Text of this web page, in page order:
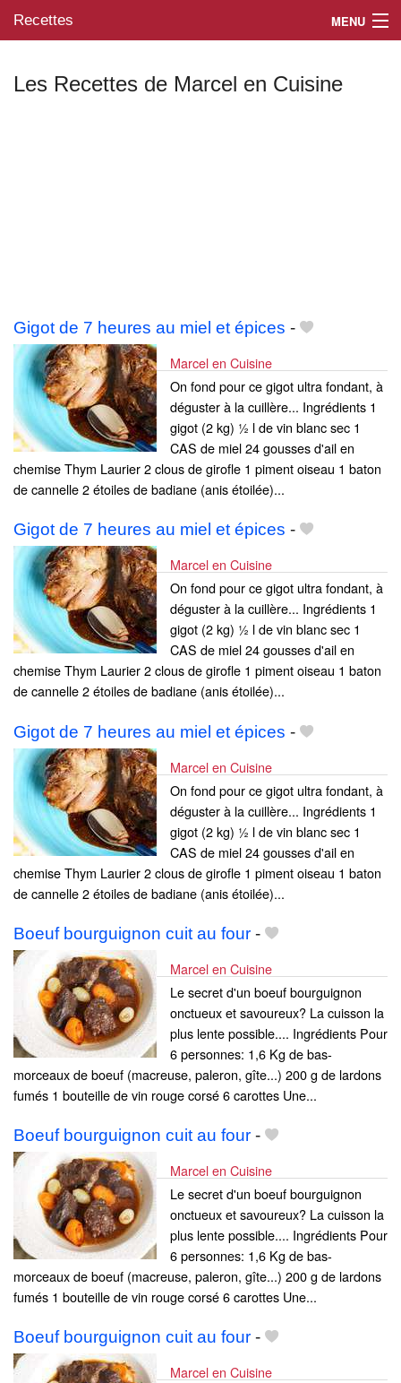
Recettes MENU
Les Recettes de Marcel en Cuisine
Gigot de 7 heures au miel et épices -
Marcel en Cuisine
On fond pour ce gigot ultra fondant, à
déguster à la cuillère... Ingrédients 1
gigot (2 kg) ½ l de vin blanc sec 1
CAS de miel 24 gousses d'ail en
chemise Thym Laurier 2 clous de girofle 1 piment oiseau 1 baton
de cannelle 2 étoiles de badiane (anis étoilée)...
Gigot de 7 heures au miel et épices -
Marcel en Cuisine
On fond pour ce gigot ultra fondant, à
déguster à la cuillère... Ingrédients 1
gigot (2 kg) ½ l de vin blanc sec 1
CAS de miel 24 gousses d'ail en
chemise Thym Laurier 2 clous de girofle 1 piment oiseau 1 baton
de cannelle 2 étoiles de badiane (anis étoilée)...
Gigot de 7 heures au miel et épices -
Marcel en Cuisine
On fond pour ce gigot ultra fondant, à
déguster à la cuillère... Ingrédients 1
gigot (2 kg) ½ l de vin blanc sec 1
CAS de miel 24 gousses d'ail en
chemise Thym Laurier 2 clous de girofle 1 piment oiseau 1 baton
de cannelle 2 étoiles de badiane (anis étoilée)...
Boeuf bourguignon cuit au four -
Marcel en Cuisine
Le secret d'un boeuf bourguignon
onctueux et savoureux? La cuisson la
plus lente possible.... Ingrédients Pour
6 personnes: 1,6 Kg de bas-
morceaux de boeuf (macreuse, paleron, gîte...) 200 g de lardons
fumés 1 bouteille de vin rouge corsé 6 carottes Une...
Boeuf bourguignon cuit au four -
Marcel en Cuisine
Le secret d'un boeuf bourguignon
onctueux et savoureux? La cuisson la
plus lente possible.... Ingrédients Pour
6 personnes: 1,6 Kg de bas-
morceaux de boeuf (macreuse, paleron, gîte...) 200 g de lardons
fumés 1 bouteille de vin rouge corsé 6 carottes Une...
Boeuf bourguignon cuit au four -
Marcel en Cuisine